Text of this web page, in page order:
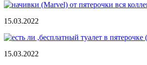
15.03.2022
15.03.2022